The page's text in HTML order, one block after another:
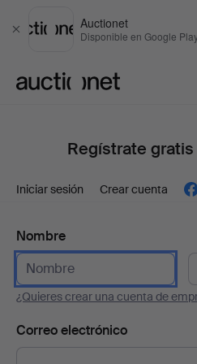
Cerrar
Auctionet
Disponible en Google
Regístrate
Iniciar sesión Crear cuenta
Nombre
¿Quieres crear una cuenta de
Correo electrónico